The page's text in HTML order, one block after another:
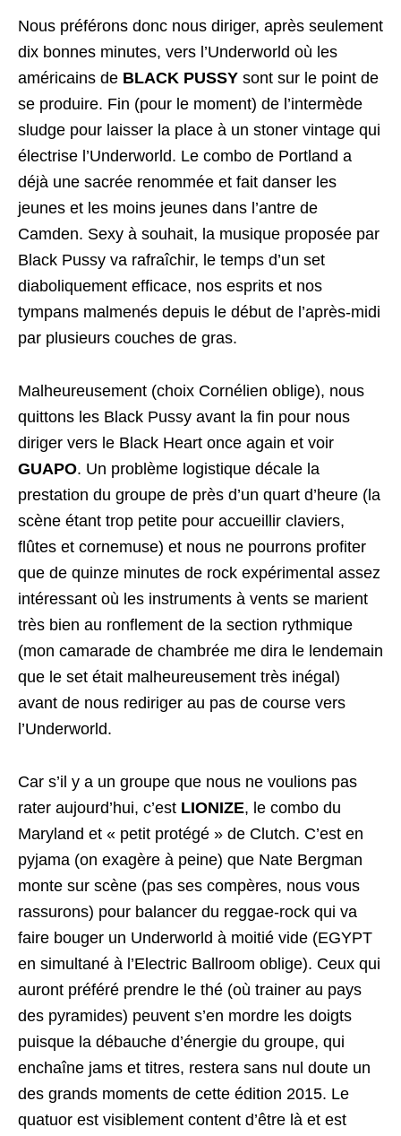
Nous préférons donc nous diriger, après seulement
dix bonnes minutes, vers l’Underworld où les
américains de BLACK PUSSY sont sur le point de
se produire. Fin (pour le moment) de l’intermède
sludge pour laisser la place à un stoner vintage qui
électrise l’Underworld. Le combo de Portland a
déjà une sacrée renommée et fait danser les
jeunes et les moins jeunes dans l’antre de
Camden. Sexy à souhait, la musique proposée par
Black Pussy va rafraîchir, le temps d’un set
diaboliquement efficace, nos esprits et nos
tympans malmenés depuis le début de l’après-midi
par plusieurs couches de gras.
Malheureusement (choix Cornélien oblige), nous
quittons les Black Pussy avant la fin pour nous
diriger vers le Black Heart once again et voir
GUAPO. Un problème logistique décale la
prestation du groupe de près d’un quart d’heure (la
scène étant trop petite pour accueillir claviers,
flûtes et cornemuse) et nous ne pourrons profiter
que de quinze minutes de rock expérimental assez
intéressant où les instruments à vents se marient
très bien au ronflement de la section rythmique
(mon camarade de chambrée me dira le lendemain
que le set était malheureusement très inégal)
avant de nous rediriger au pas de course vers
l’Underworld.
Car s’il y a un groupe que nous ne voulions pas
rater aujourd’hui, c’est LIONIZE, le combo du
Maryland et « petit protégé » de Clutch. C’est en
pyjama (on exagère à peine) que Nate Bergman
monte sur scène (pas ses compères, nous vous
rassurons) pour balancer du reggae-rock qui va
faire bouger un Underworld à moitié vide (EGYPT
en simultané à l’Electric Ballroom oblige). Ceux qui
auront préféré prendre le thé (où trainer au pays
des pyramides) peuvent s’en mordre les doigts
puisque la débauche d’énergie du groupe, qui
enchaîne jams et titres, restera sans nul doute un
des grands moments de cette édition 2015. Le
quatuor est visiblement content d’être là et est